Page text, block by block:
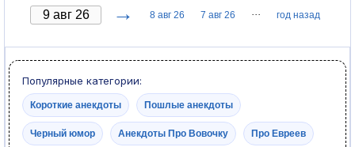
→ 8 авг 26 7 авг 26 ··· год назад
Популярные категории:
Короткие анекдоты Пошлые анекдоты
Черный юмор Анекдоты Про Вовочку Про Евреев